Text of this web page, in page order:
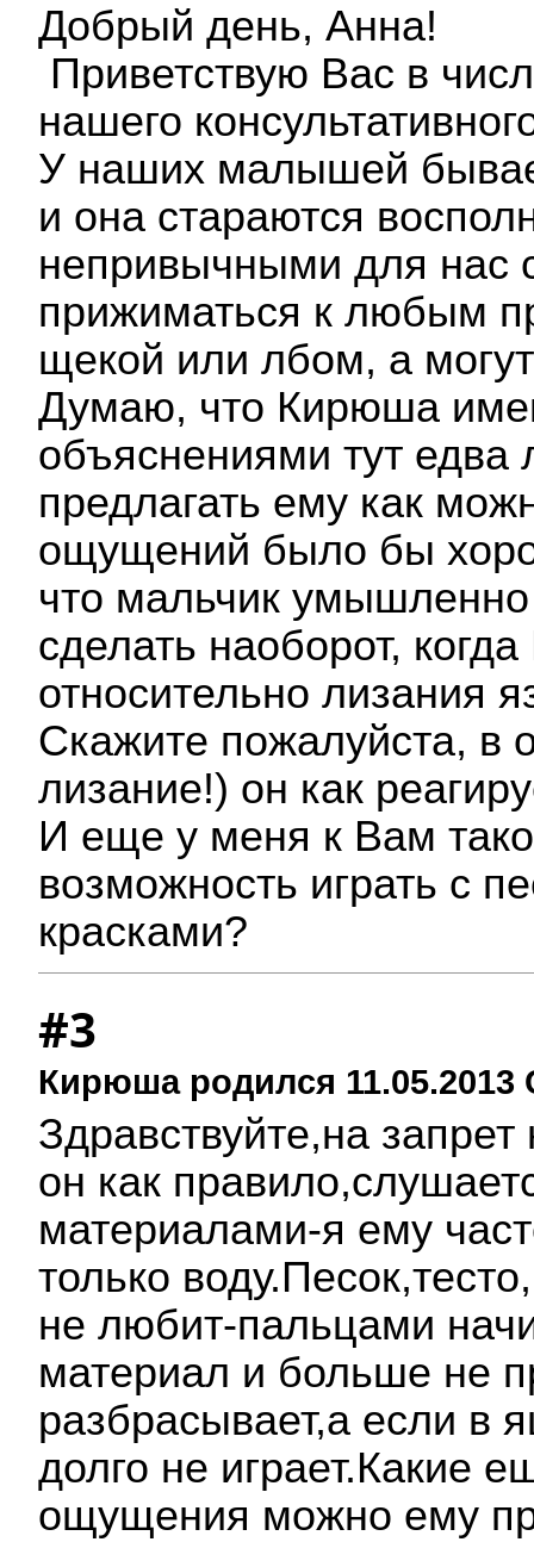
Добрый день, Анна!
Приветствую Вас в
нашего
У наших малышей
и она стараются
непривычными для нас
прижиматься к любым
щекой или лбом, а
Думаю, что Кирюша
объяснениями тут едва
предлагать ему как
ощущений было бы
что мальчик
сделать наоборот,
относительно лизания
Скажите пожалуйста, в
лизание!) он как
И еще у меня к Вам
возможность играть с
красками?
#3
Кирюша родился 11.05.2013
Здравствуйте,на
он как
материалами-я ему
только
не любит-пальцами
материал и больше не
разбрасывает,а если в
долго не играет.Какие
ощущения можно ему